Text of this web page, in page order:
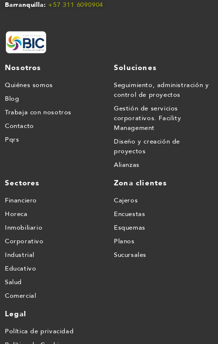
Barranquilla: +57 311 6090904
Nosotros
Quiénes somos
Blog
Trabaja con nosotros
Contacto
Pqrs
Soluciones
Seguimiento, administración y
control de proyectos
Gestión de servicios
corporativos. Facility
Management
Diseño y creación de
proyectos
Alianzas
Sectores
Financiero
Horeca
Inmobiliario
Corporativo
Industrial
Educativo
Salud
Comercial
Zona clientes
Cajeros
Encuestas
Esquemas
Planos
Sucursales
Legal
Política de privacidad